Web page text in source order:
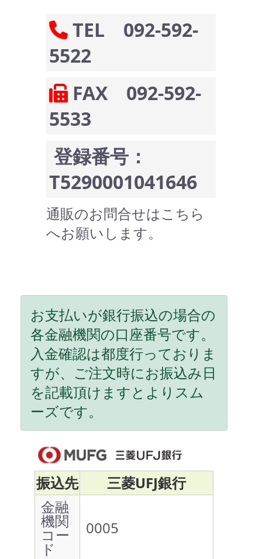
TEL 092-592-
5522
FAX 092-592-
5533
登録番号：
T5290001041646
通販のお問合せはこちら
へお願いします。
お支払いが銀行振込の場合の
各金融機関の口座番号です。
入金確認は都度行っておりま
すが、ご注文時にお振込み日
を記載頂けますとよりスム
ーズです。
振込先
三菱UFJ銀行
金融
機関
コー
ド
0005